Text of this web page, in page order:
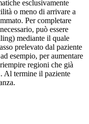
esclusivamente
o meno di arrivare a
Per completare
può essere
mediante il quale
prelevato dal paziente
esempio, per aumentare
regioni che già
Al termine il paziente